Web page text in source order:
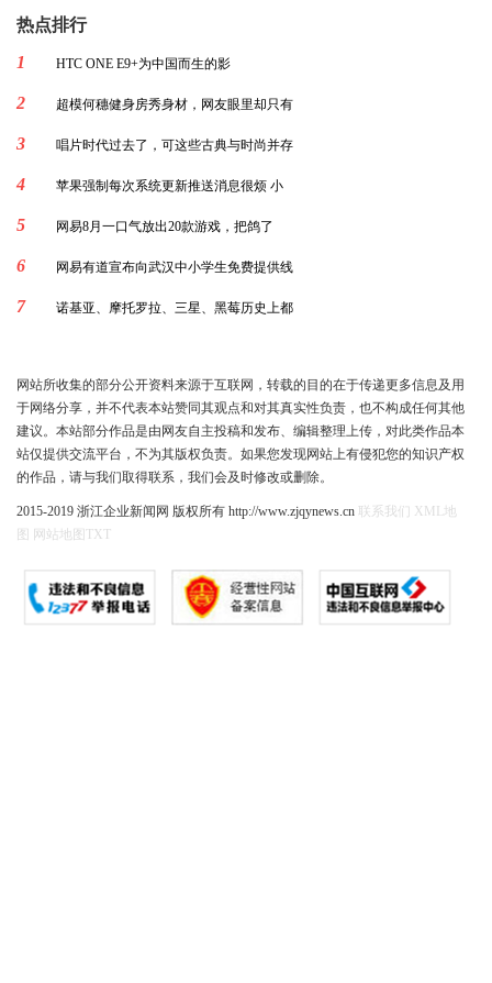
热点排行
1
HTC ONE E9+为中国而生的影
2 超模何穗健身房秀身材，网友眼里却只有
3 唱片时代过去了，可这些古典与时尚并存
4 苹果强制每次系统更新推送消息很烦 小
5 网易8月一口气放出20款游戏，把鸽了
6 网易有道宣布向武汉中小学生免费提供线
7 诺基亚、摩托罗拉、三星、黑莓历史上都
网站所收集的部分公开资料来源于互联网，转载的目的在于传递更多信息及用
于网络分享，并不代表本站赞同其观点和对其真实性负责，也不构成任何其他
建议。本站部分作品是由网友自主投稿和发布、编辑整理上传，对此类作品本
站仅提供交流平台，不为其版权负责。如果您发现网站上有侵犯您的知识产权
的作品，请与我们取得联系，我们会及时修改或删除。
2015-2019 浙江企业新闻网 版权所有 http://www.zjqynews.cn 联系我们
XML地
图
网站地图 TXT